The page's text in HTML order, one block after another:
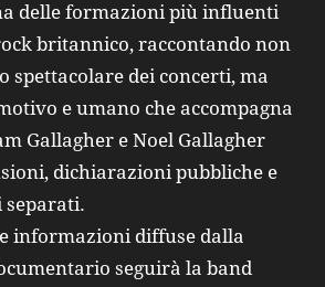
delle formazioni più influenti
britannico, raccontando non
spettacolare dei concerti, ma
e umano che accompagna
Gallagher e Noel Gallagher
dichiarazioni pubbliche e
separati.
informazioni diffuse dalla
seguirà la band